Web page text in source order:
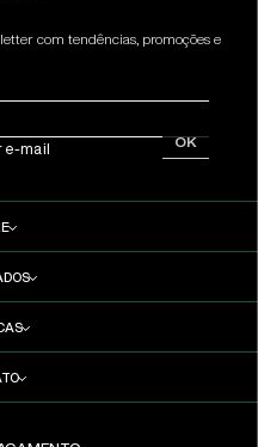
com tendências, promoções e
OK
e-mail